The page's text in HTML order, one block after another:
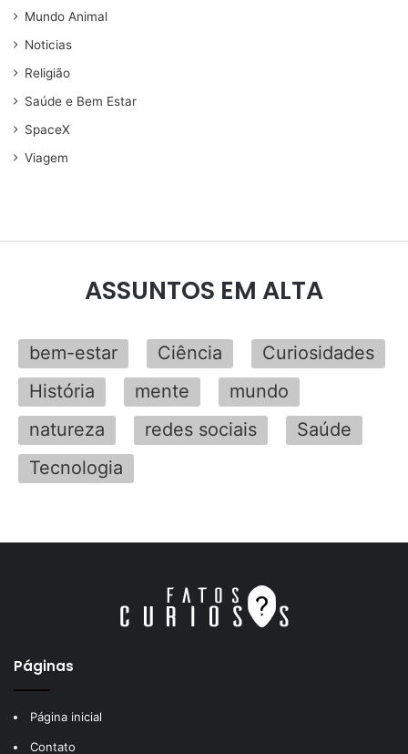
Mundo Animal
Noticias
Religião
Saúde e Bem Estar
SpaceX
Viagem
ASSUNTOS EM ALTA
bem-estar Ciência
Curiosidades
História
mente
mundo
natureza
redes sociais
Saúde
Tecnologia
Páginas
Página inicial
Contato